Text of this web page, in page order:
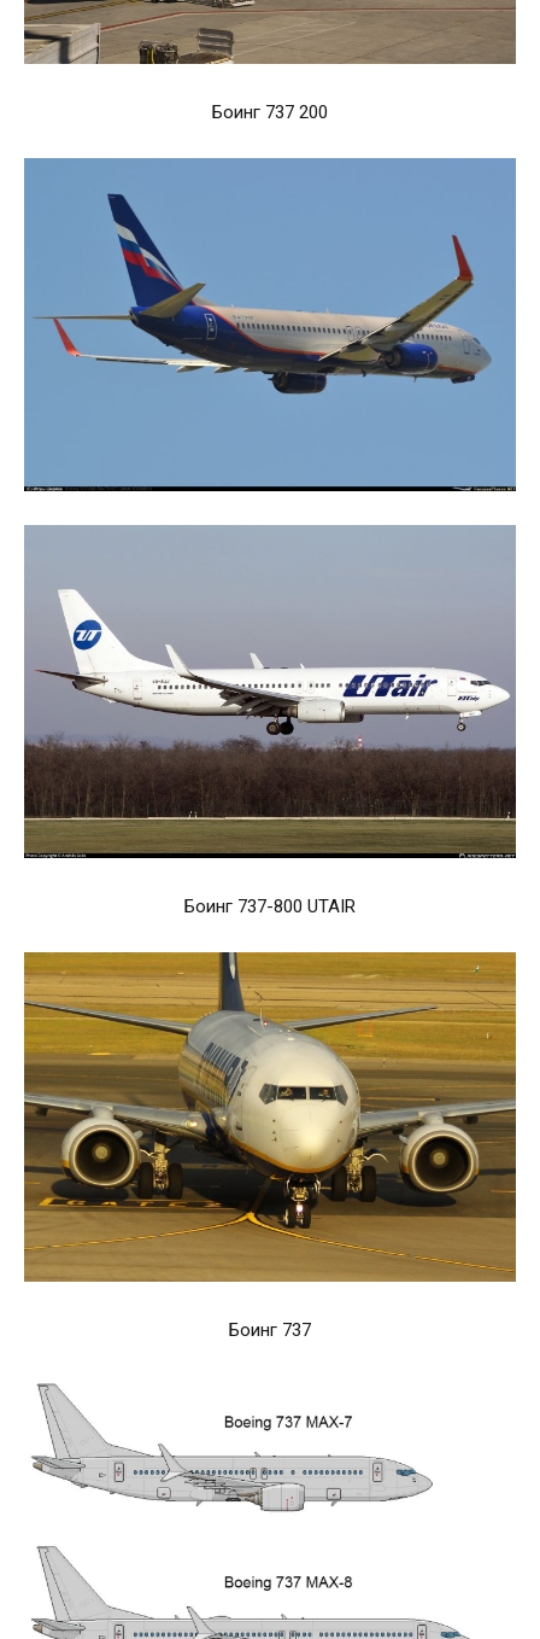
Боинг 737 200
Боинг 737-800 UTAIR
Боинг 737